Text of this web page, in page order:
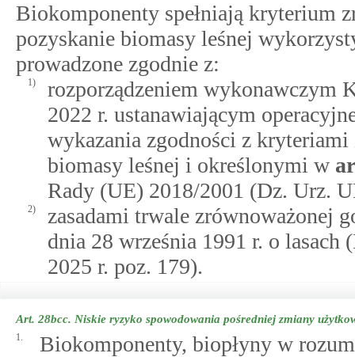
Biokomponenty spełniają kryterium
pozyskanie biomasy leśnej
prowadzone zgodnie z:
1)
rozporządzeniem wykonawczym
2022 r. ustanawiającym
wykazania zgodności z
biomasy leśnej i określonymi w
Rady (UE) 2018/2001 (Dz. Urz.
2)
zasadami trwale zrównoważonej
dnia 28 września 1991 r. o
2025 r. poz. 179).
Art. 28bcc. Niskie ryzyko spowodowania pośredniej zmiany
1.
Biokomponenty, biopłyny w